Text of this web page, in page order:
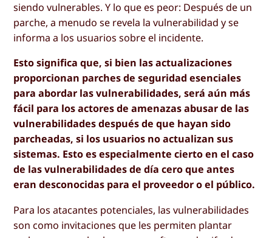
siendo vulnerables. Y lo que es peor: Después de un
parche, a menudo se revela la vulnerabilidad y se
informa a los usuarios sobre el incidente.
Esto significa que, si bien las actualizaciones
proporcionan parches de seguridad esenciales
para abordar las vulnerabilidades, será aún más
fácil para los actores de amenazas abusar de las
vulnerabilidades después de que hayan sido
parcheadas, si los usuarios no actualizan sus
sistemas. Esto es especialmente cierto en el caso
de las vulnerabilidades de día cero que antes
eran desconocidas para el proveedor o el público.
Para los atacantes potenciales, las vulnerabilidades
son como invitaciones que les permiten plantar